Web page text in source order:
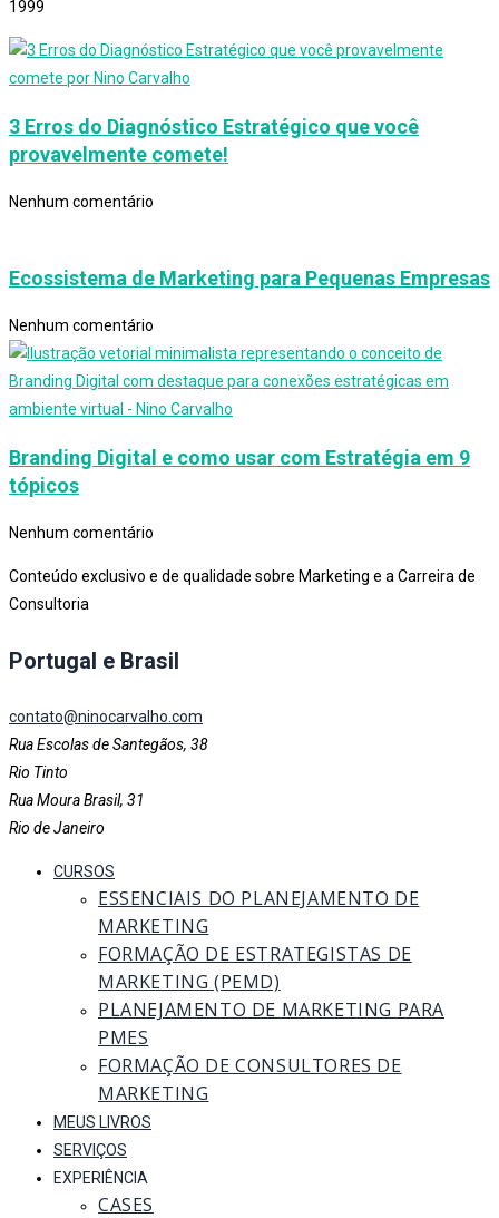
1999
3 Erros do Diagnóstico Estratégico que você
provavelmente comete!
Nenhum comentário
Ecossistema de Marketing para Pequenas Empresas
Nenhum comentário
Branding Digital e como usar com Estratégia em 9
tópicos
Nenhum comentário
Conteúdo exclusivo e de qualidade sobre Marketing e a Carreira de
Consultoria
Portugal e Brasil
contato@ninocarvalho.com
Rua Escolas de Santegãos, 38
Rio Tinto
Rua Moura Brasil, 31
Rio de Janeiro
CURSOS
ESSENCIAIS DO PLANEJAMENTO DE
MARKETING
FORMAÇÃO DE ESTRATEGISTAS DE
MARKETING (PEMD)
PLANEJAMENTO DE MARKETING PARA
PMES
FORMAÇÃO DE CONSULTORES DE
MARKETING
MEUS LIVROS
SERVIÇOS
EXPERIÊNCIA
CASES